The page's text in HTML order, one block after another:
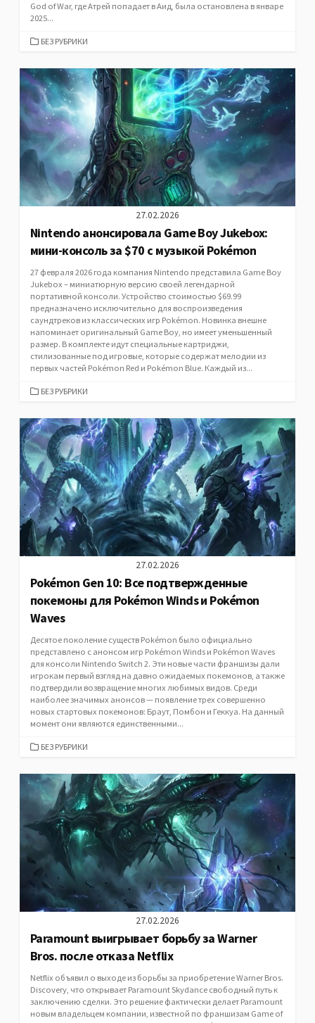
God of War, где Атрей попадает в Аид, была остановлена в январе
2025...
CATEGORIES
БЕЗ РУБРИКИ
27.02.2026
Nintendo анонсировала Game Boy Jukebox:
мини-консоль за $70 с музыкой Pokémon
27 февраля 2026 года компания Nintendo представила Game Boy
Jukebox – миниатюрную версию своей легендарной
портативной консоли. Устройство стоимостью $69.99
предназначено исключительно для воспроизведения
саундтреков из классических игр Pokémon. Новинка внешне
напоминает оригинальный Game Boy, но имеет уменьшенный
размер. В комплекте идут специальные картриджи,
стилизованные под игровые, которые содержат мелодии из
первых частей Pokémon Red и Pokémon Blue. Каждый из...
CATEGORIES
БЕЗ РУБРИКИ
27.02.2026
Pokémon Gen 10: Все подтвержденные
покемоны для Pokémon Winds и Pokémon
Waves
Десятое поколение существ Pokémon было официально
представлено с анонсом игр Pokémon Winds и Pokémon Waves
для консоли Nintendo Switch 2. Эти новые части франшизы дали
игрокам первый взгляд на давно ожидаемых покемонов, а также
подтвердили возвращение многих любимых видов. Среди
наиболее значимых анонсов — появление трех совершенно
новых стартовых покемонов: Браут, Помбон и Геккуа. На данный
момент они являются единственными...
CATEGORIES
БЕЗ РУБРИКИ
27.02.2026
Paramount выигрывает борьбу за Warner
Bros. после отказа Netflix
Netflix объявил о выходе из борьбы за приобретение Warner Bros.
Discovery, что открывает Paramount Skydance свободный путь к
заключению сделки. Это решение фактически делает Paramount
новым владельцем компании, известной по франшизам Game of